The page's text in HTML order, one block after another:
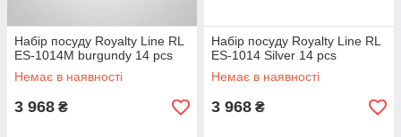
Набір посуду Royalty Line RL
ES-1014M burgundy 14 pcs
Немає в наявності
3 968 ₴
Набір посуду Royalty Line RL
ES-1014 Silver 14 pcs
Немає в наявності
3 968 ₴